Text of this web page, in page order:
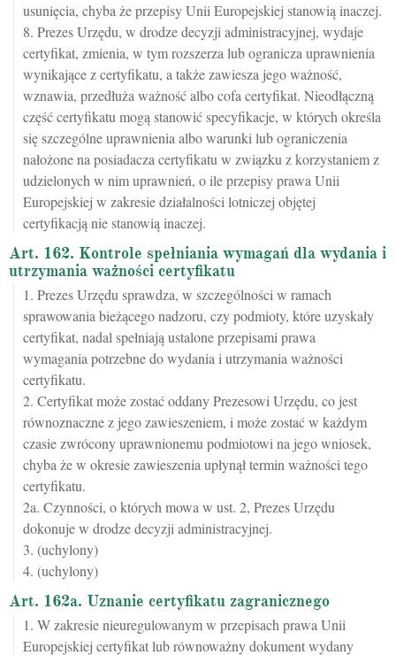
usunięcia, chyba że przepisy Unii Europejskiej stanowią inaczej.
8. Prezes Urzędu, w drodze decyzji administracyjnej, wydaje
certyfikat, zmienia, w tym rozszerza lub ogranicza uprawnienia
wynikające z certyfikatu, a także zawiesza jego ważność,
wznawia, przedłuża ważność albo cofa certyfikat. Nieodłączną
część certyfikatu mogą stanowić specyfikacje, w których określa
się szczególne uprawnienia albo warunki lub ograniczenia
nałożone na posiadacza certyfikatu w związku z korzystaniem z
udzielonych w nim uprawnień, o ile przepisy prawa Unii
Europejskiej w zakresie działalności lotniczej objętej
certyfikacją nie stanowią inaczej.
Art. 162. Kontrole spełniania wymagań dla wydania i
utrzymania ważności certyfikatu
1. Prezes Urzędu sprawdza, w szczególności w ramach
sprawowania bieżącego nadzoru, czy podmioty, które uzyskały
certyfikat, nadal spełniają ustalone przepisami prawa
wymagania potrzebne do wydania i utrzymania ważności
certyfikatu.
2. Certyfikat może zostać oddany Prezesowi Urzędu, co jest
równoznaczne z jego zawieszeniem, i może zostać w każdym
czasie zwrócony uprawnionemu podmiotowi na jego wniosek,
chyba że w okresie zawieszenia upłynął termin ważności tego
certyfikatu.
2a. Czynności, o których mowa w ust. 2, Prezes Urzędu
dokonuje w drodze decyzji administracyjnej.
3. (uchylony)
4. (uchylony)
Art. 162a. Uznanie certyfikatu zagranicznego
1. W zakresie nieuregulowanym w przepisach prawa Unii
Europejskiej certyfikat lub równoważny dokument wydany